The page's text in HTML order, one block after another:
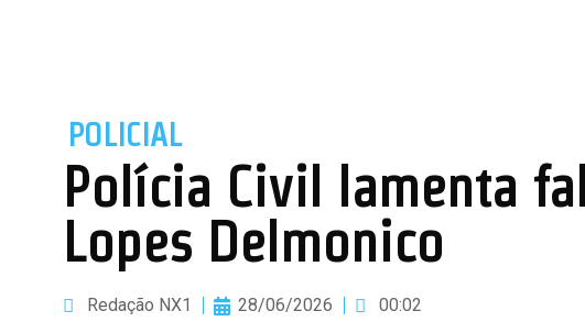
POLICIAL
Polícia Civil lamenta
Lopes Delmonico
Redação NX1 28/06/2026 00:02